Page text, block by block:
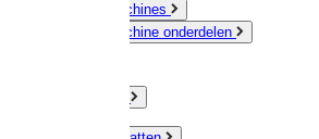
Scheermachines
Scheermachine onderdelen